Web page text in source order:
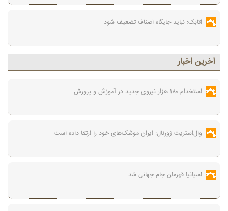
اتابک: نباید جایگاه اصناف تضعیف شود
آخرين اخبار
استخدام ۱۸۰ هزار نیروی جدید در آموزش‌ و پرورش
وال‌استریت ژورنال: ایران موشک‌های خود را ارتقا داده است
اسپانیا قهرمان جام جهانی شد